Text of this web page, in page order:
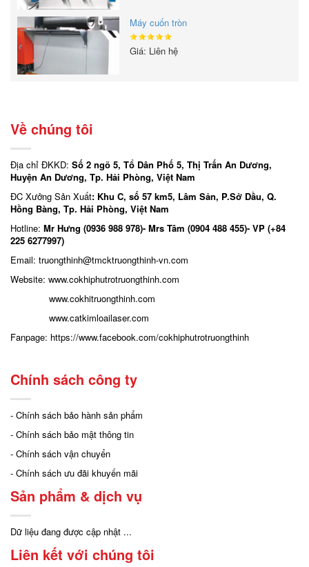
Máy cuốn tròn
Giá: Liên hệ
Về chúng tôi
Địa chỉ ĐKKD: Số 2 ngõ 5, Tổ Dân Phố 5, Thị Trấn An Dương,
Huyện An Dương, Tp. Hải Phòng, Việt Nam
ĐC Xưởng Sản Xuất: Khu C, số 57 km5, Lâm Sản, P.Sở Dầu, Q.
Hồng Bàng, Tp. Hải Phòng, Việt Nam
Hotline: Mr Hưng (0936 988 978)- Mrs Tâm (0904 488 455)- VP (+84
225 6277997)
Email: truongthinh@tmcktruongthinh-vn.com
Website: www.cokhiphutrotruongthinh.com
www.cokhitruongthinh.com
www.catkimloailaser.com
Fanpage: https://www.facebook.com/cokhiphutrotruongthinh
Chính sách công ty
- Chính sách bảo hành sản phẩm
- Chính sách bảo mật thông tin
- Chính sách vận chuyển
- Chính sách ưu đãi khuyến mãi
Sản phẩm & dịch vụ
Dữ liệu đang được cập nhật ...
Liên kết với chúng tôi